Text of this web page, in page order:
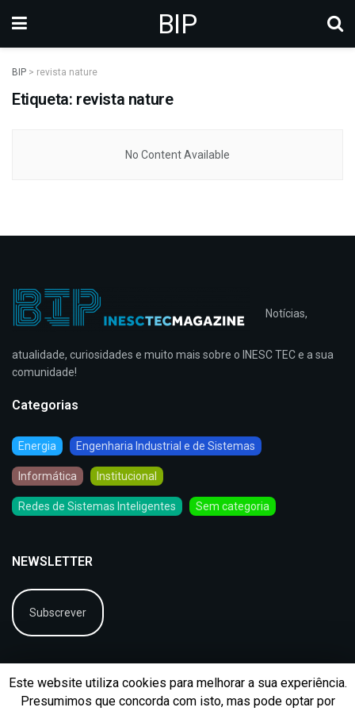
BIP
BIP > revista nature
Etiqueta: revista nature
No Content Available
Notícias,
atualidade, curiosidades e muito mais sobre o INESC TEC e a sua
comunidade!
Categorias
Energia Engenharia Industrial e de Sistemas
Informática Institucional
Redes de Sistemas Inteligentes Sem categoria
NEWSLETTER
Subscrever
Este website utiliza cookies para melhorar a sua experiência.
Presumimos que concorda com isto, mas pode optar por